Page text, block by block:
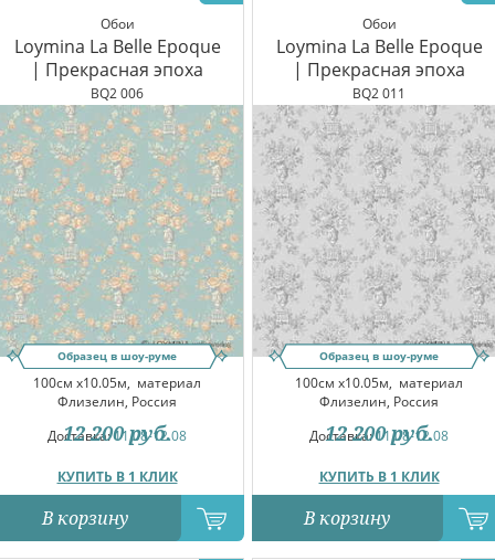
Обои
Loymina La Belle Epoque
| Прекрасная эпоха
BQ2 006
Образец в шоу-руме
100см x10.05м, материал
Флизелин, Россия
Доставка:11.08-12.08
КУПИТЬ В 1 КЛИК
12 200 руб.
В корзину
Обои
Loymina La Belle Epoque
| Прекрасная эпоха
BQ2 011
Образец в шоу-руме
100см x10.05м, материал
Флизелин, Россия
Доставка:11.08-12.08
КУПИТЬ В 1 КЛИК
12 200 руб.
В корзину